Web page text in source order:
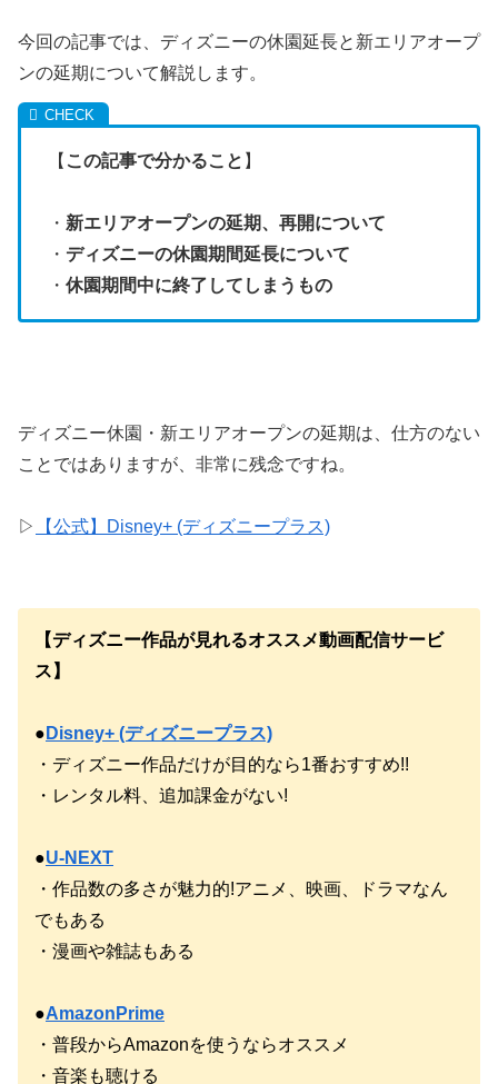
今回の記事では、ディズニーの休園延長と新エリアオープ
ンの延期について解説します。
【 この記事で分かること 】
・ 新エリアオープンの延期、再開について
・ ディズニーの休園期間延長について
・ 休園期間中に終了してしまうもの
ディズニー休園・新エリアオープンの延期は、仕方のない
ことではありますが、非常に残念ですね。
▷ 【公式】Disney+ (ディズニープラス)
【ディズニー作品が見れるオススメ動画配信サービ
ス】
● Disney+ (ディズニープラス)
・ディズニー作品だけが目的なら1番おすすめ!!
・レンタル料、追加課金がない!
●U-NEXT
・作品数の多さが魅力的!アニメ、映画、ドラマなん
でもある
・漫画や雑誌もある
●AmazonPrime
・普段からAmazonを使うならオススメ
・音楽も聴ける